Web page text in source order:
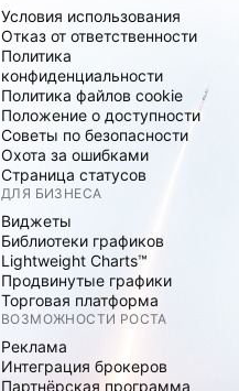
Условия использования
Отказ от ответственности
Политика
конфиденциальности
Политика файлов cookie
Положение о доступности
Советы по безопасности
Охота за ошибками
Страница статусов
ДЛЯ БИЗНЕСА
Виджеты
Библиотеки графиков
Lightweight Charts™
Продвинутые графики
Торговая платформа
ВОЗМОЖНОСТИ РОСТА
Реклама
Интеграция брокеров
Партнёрская программа